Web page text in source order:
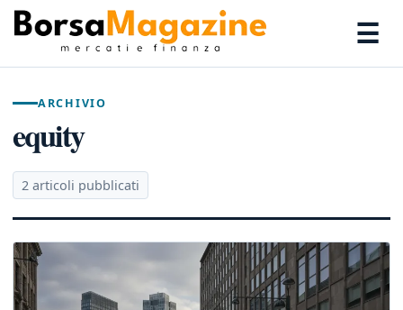
☰
ARCHIVIO
equity
2 articoli pubblicati